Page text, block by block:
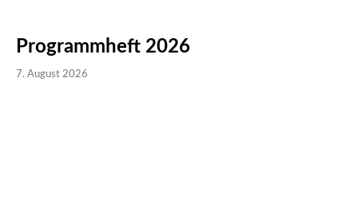
Programmheft 2026
7. August 2026